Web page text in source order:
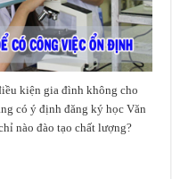
kiện gia đình không cho
có ý định đăng ký học Văn
nào đào tạo chất lượng?